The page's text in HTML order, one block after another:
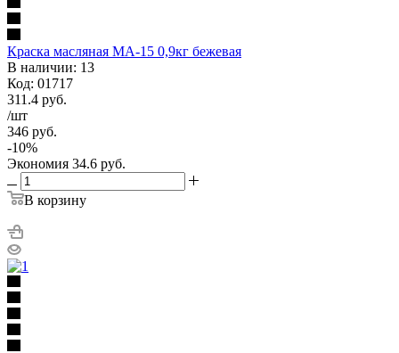
Краска масляная МА-15 0,9кг бежевая
В наличии: 13
Код: 01717
311.4 руб.
/шт
346 руб.
-10%
Экономия 34.6 руб.
В корзину